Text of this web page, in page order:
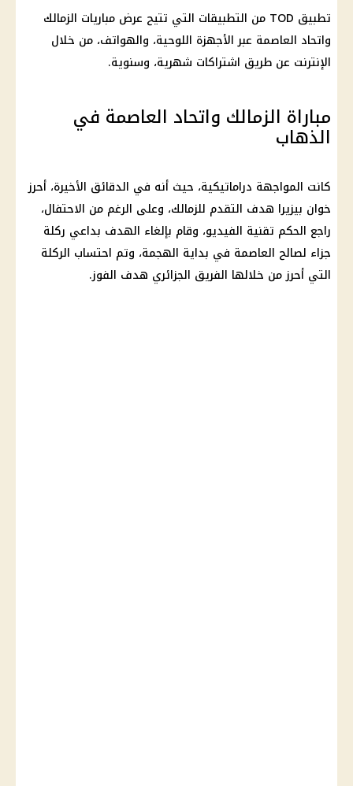
تطبيق TOD من التطبيقات التي تتيح عرض مباريات الزمالك
واتحاد العاصمة عبر الأجهزة اللوحية، والهواتف، من خلال
الإنترنت عن طريق اشتراكات شهرية، وسنوية.
مباراة الزمالك واتحاد العاصمة في
الذهاب
كانت المواجهة دراماتيكية، حيث أنه في الدقائق الأخيرة، أحرز
خوان بيزيرا هدف التقدم للزمالك، وعلى الرغم من الاحتفال،
راجع الحكم تقنية الفيديو، وقام بإلغاء الهدف بداعي ركلة
جزاء لصالح العاصمة في بداية الهجمة، وتم احتساب الركلة
التي أحرز من خلالها الفريق الجزائري هدف الفوز.